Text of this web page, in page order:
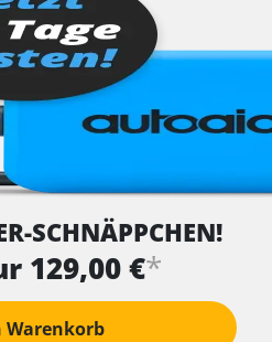
SCHNÄPPCHEN!
129,00 €*
Warenkorb